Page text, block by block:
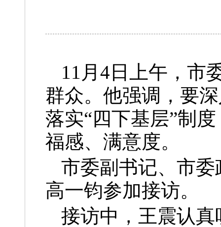
11月4日上午，市
群众。他强调，要
落实“四下基层”制
福感、满意度。
市委副书记、市
高一钧参加接访。
接访中，王震认